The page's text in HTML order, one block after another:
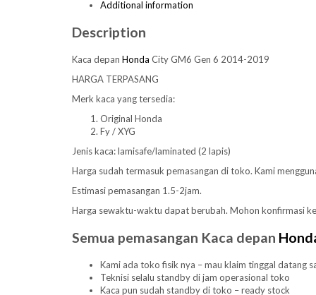
Additional information
Description
Kaca depan Honda City GM6 Gen 6 2014-2019
HARGA TERPASANG
Merk kaca yang tersedia:
Original Honda
Fy / XYG
Jenis kaca: lamisafe/laminated (2 lapis)
Harga sudah termasuk pemasangan di toko. Kami
Estimasi pemasangan 1.5-2jam.
Harga sewaktu-waktu dapat berubah. Mohon konfirmasi ke
Semua pemasangan Kaca depan
Kami ada toko fisik nya – mau klaim tinggal datang
Teknisi selalu standby di jam operasional toko
Kaca pun sudah standby di toko – ready stock